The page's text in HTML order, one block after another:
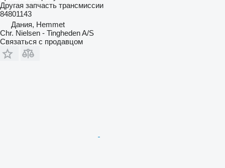
Другая запчасть трансмиссии
84801143
Дания, Hemmet
Chr. Nielsen - Tingheden A/S
Связаться с продавцом